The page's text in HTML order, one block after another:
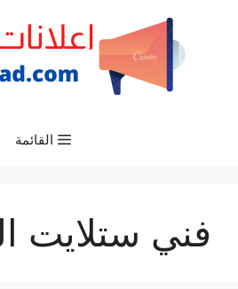
القائمة
فني ستلايت